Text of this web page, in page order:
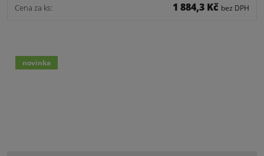
Cena za ks: 1 884,3 Kč bez DPH
novinka